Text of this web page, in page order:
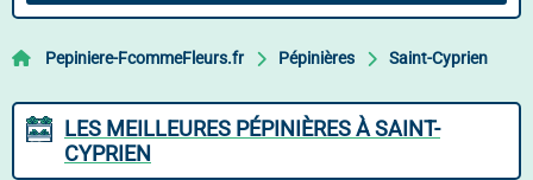
Pepiniere-FcommeFleurs.fr Pépinières Saint-Cyprien
LES MEILLEURES PÉPINIÈRES À SAINT-
CYPRIEN